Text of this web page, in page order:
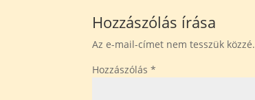
Hozzászólás írása
Az e-mail-címet nem tesszük közzé.
Hozzászólás*